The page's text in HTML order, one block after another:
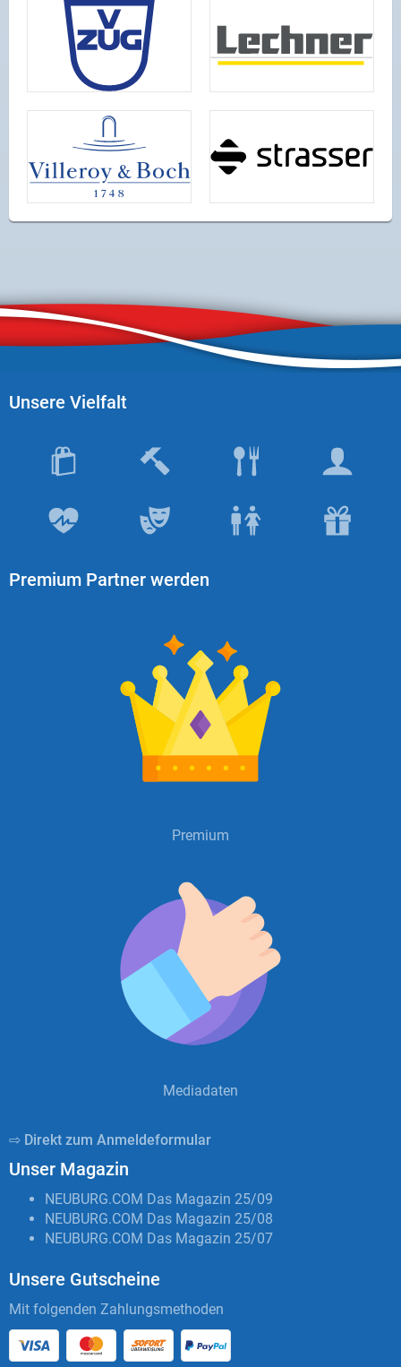
Unsere Vielfalt
Premium Partner werden
Premium
Mediadaten
⇨ Direkt zum Anmeldeformular
Unser Magazin
NEUBURG.COM Das Magazin 25/09
NEUBURG.COM Das Magazin 25/08
NEUBURG.COM Das Magazin 25/07
Unsere Gutscheine
Mit folgenden Zahlungsmethoden